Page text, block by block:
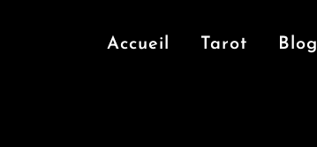
Accueil Tarot Blog